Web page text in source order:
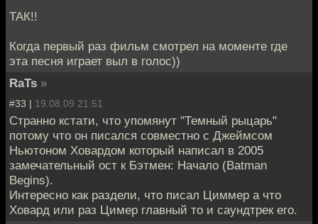
ТАК!!
Когда первый раз фильм смотрел на моменте где
эта песня играет выл в голос))
RaTs »
#33 | 19.08.09 21:51
Странно кстати, что упомянут "Темный рыцарь"
потому что он писался совместно с Джеймсом
Ньютоном Ховардом который написал в 2005
замечательный ост к Бэтмен: Начало (Batman
Begins).
Интересно как раздели, что писал Циммер а что
Ховард или раз Цимер главный то и саундтрек его.